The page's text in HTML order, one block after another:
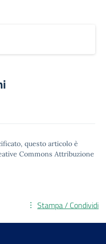
questo articolo è
Commons Attribuzione
Stampa / Condividi